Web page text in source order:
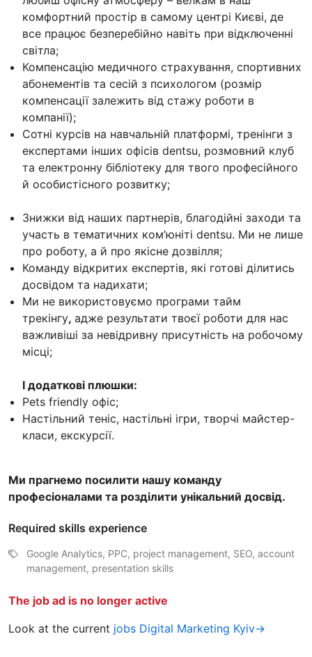
комфортний простір в самому центрі Києві, де
все працює безперебійно навіть при відключенні
світла;
Компенсацію медичного страхування, спортивних
абонементів та сесій з психологом (розмір
компенсації залежить від стажу роботи в
компанії);
Сотні курсів на навчальній платформі, тренінги з
експертами інших офісів dentsu, розмовний клуб
та електронну бібліотеку для твого професійного
й особистісного розвитку;
Знижки від наших партнерів, благодійні заходи та
участь в тематичних ком’юніті dentsu. Ми не лише
про роботу, а й про якісне дозвілля;
Команду відкритих експертів, які готові ділитись
досвідом та надихати;
Ми не використовуємо програми тайм
трекінгу, адже результати твоєї роботи для нас
важливіші за невідривну присутність на робочому
місці;
І додаткові плюшки:
Pets friendly офіс;
Настільний теніс, настільні ігри, творчі майстер-
класи, екскурсії.
Ми прагнемо посилити нашу команду
професіоналами та розділити унікальний досвід.
Required skills experience
Google Analytics, PPC, project management, SEO, account
management, presentation skills
The job ad is no longer active
Look at the current jobs Digital Marketing Kyiv→